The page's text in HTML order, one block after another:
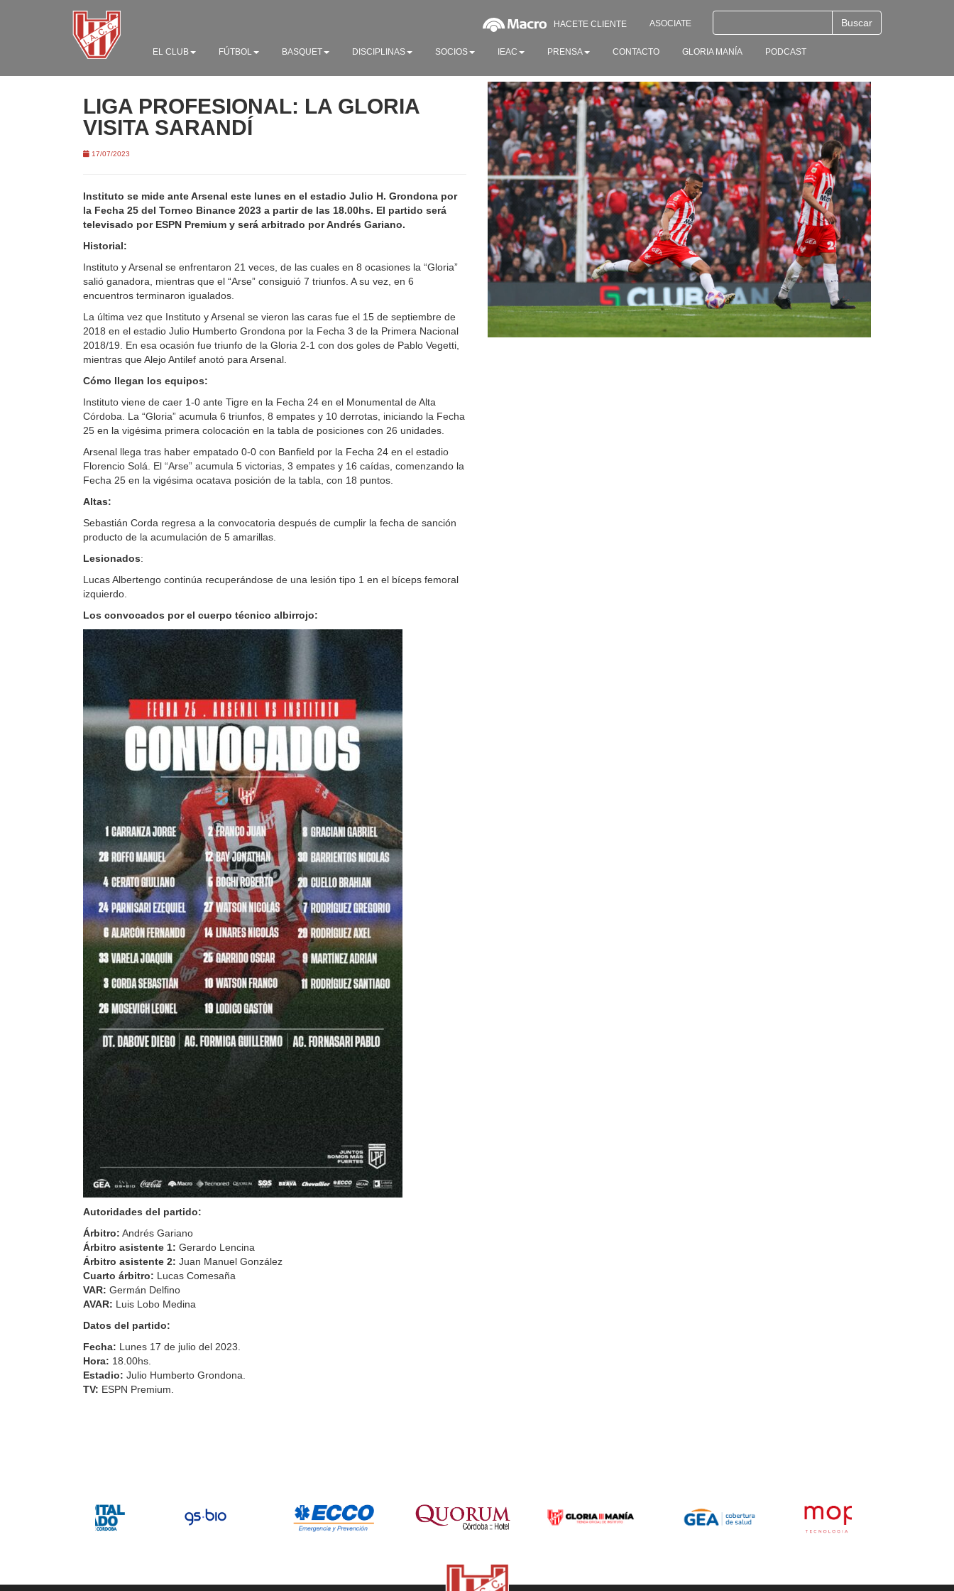
HACETE CLIENTE ASOCIATE
EL CLUB FÚTBOL BASQUET DISCIPLINAS SOCIOS IEAC PRENSA CONTACTO GLORIA MANÍA PODCAST
LIGA PROFESIONAL: LA GLORIA
VISITA SARANDÍ
17/07/2023
Instituto se mide ante Arsenal este lunes en el estadio Julio H. Grondona por
la Fecha 25 del Torneo Binance 2023 a partir de las 18.00hs. El partido será
televisado por ESPN Premium y será arbitrado por Andrés Gariano.
Historial:
Instituto y Arsenal se enfrentaron 21 veces, de las cuales en 8 ocasiones la “Gloria”
salió ganadora, mientras que el “Arse” consiguió 7 triunfos. A su vez, en 6
encuentros terminaron igualados.
La última vez que Instituto y Arsenal se vieron las caras fue el 15 de septiembre de
2018 en el estadio Julio Humberto Grondona por la Fecha 3 de la Primera Nacional
2018/19. En esa ocasión fue triunfo de la Gloria 2-1 con dos goles de Pablo Vegetti,
mientras que Alejo Antilef anotó para Arsenal.
Cómo llegan los equipos:
Instituto viene de caer 1-0 ante Tigre en la Fecha 24 en el Monumental de Alta
Córdoba. La “Gloria” acumula 6 triunfos, 8 empates y 10 derrotas, iniciando la Fecha
25 en la vigésima primera colocación en la tabla de posiciones con 26 unidades.
Arsenal llega tras haber empatado 0-0 con Banfield por la Fecha 24 en el estadio
Florencio Solá. El “Arse” acumula 5 victorias, 3 empates y 16 caídas, comenzando la
Fecha 25 en la vigésima ocatava posición de la tabla, con 18 puntos.
Altas:
Sebastián Corda regresa a la convocatoria después de cumplir la fecha de sanción
producto de la acumulación de 5 amarillas.
Lesionados:
Lucas Albertengo continúa recuperándose de una lesión tipo 1 en el bíceps femoral
izquierdo.
Los convocados por el cuerpo técnico albirrojo:
Autoridades del partido:
Árbitro: Andrés Gariano
Árbitro asistente 1: Gerardo Lencina
Árbitro asistente 2: Juan Manuel González
Cuarto árbitro: Lucas Comesaña
VAR: Germán Delfino
AVAR: Luis Lobo Medina
Datos del partido:
Fecha: Lunes 17 de julio del 2023.
Hora: 18.00hs.
Estadio: Julio Humberto Grondona.
TV: ESPN Premium.